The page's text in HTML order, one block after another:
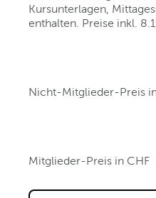
Kursunterlagen,
enthalten. Preise inkl.
Nicht-Mitglieder-Preis
Mitglieder-Preis in CHF